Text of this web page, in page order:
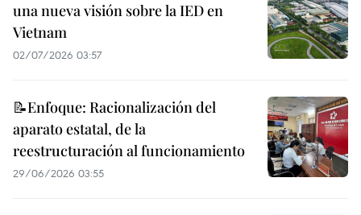
una nueva visión sobre la IED en
Vietnam
02/07/2026 03:57
📝Enfoque: Racionalización del
aparato estatal, de la
reestructuración al funcionamiento
29/06/2026 03:55